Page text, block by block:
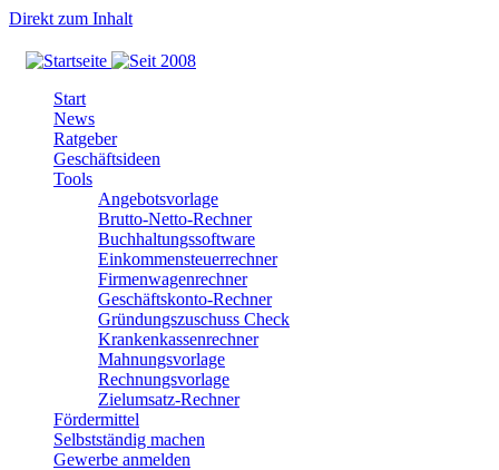
Direkt zum Inhalt
Start
News
Ratgeber
Geschäftsideen
Tools
Angebotsvorlage
Brutto-Netto-Rechner
Buchhaltungssoftware
Einkommensteuerrechner
Firmenwagenrechner
Geschäftskonto-Rechner
Gründungszuschuss Check
Krankenkassenrechner
Mahnungsvorlage
Rechnungsvorlage
Zielumsatz-Rechner
Fördermittel
Selbstständig machen
Gewerbe anmelden